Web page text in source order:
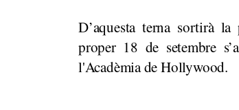
D’aquesta terna sortirà
proper 18 de setembre
l'Acadèmia de Hollywood.